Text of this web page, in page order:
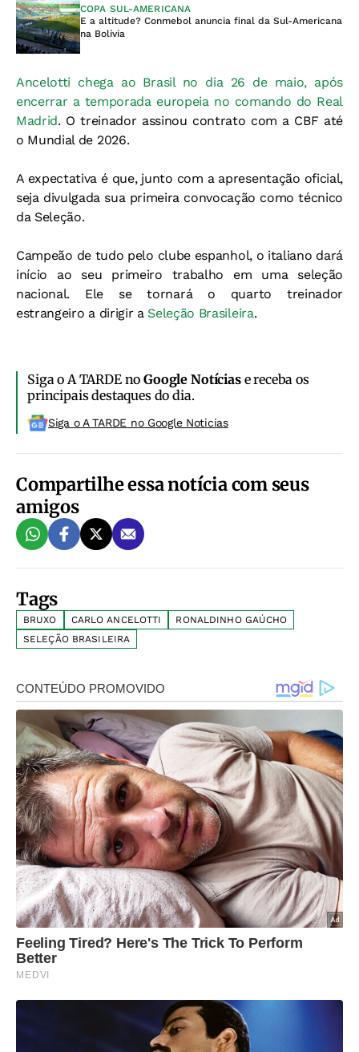
COPA SUL-AMERICANA
E a altitude? Conmebol anuncia final da Sul-Americana
na Bolívia
Ancelotti chega ao Brasil no dia 26 de maio, após
encerrar a temporada europeia no comando do Real
Madrid. O treinador assinou contrato com a CBF até
o Mundial de 2026.
A expectativa é que, junto com a apresentação oficial,
seja divulgada sua primeira convocação como técnico
da Seleção.
Campeão de tudo pelo clube espanhol, o italiano dará
início ao seu primeiro trabalho em uma seleção
nacional. Ele se tornará o quarto treinador
estrangeiro a dirigir a Seleção Brasileira.
Siga o A TARDE noGoogle Notíciase receba os
principais destaques do dia.
Siga o A TARDE no Google Noticias
Compartilhe essa notícia com seus
amigos
Tags
BRUXO CARLO ANCELOTTI
RONALDINHO GAÚCHO
SELEÇÃO BRASILEIRA